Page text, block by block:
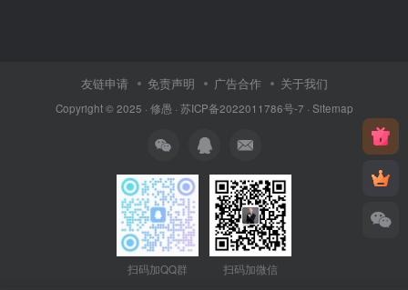
友链申请 免责声明 广告合作 关于我们
Copyright © 2025 · 修愚 · 苏ICP备2022011786号-7 · Sitemap
扫码加QQ群 扫码加微信